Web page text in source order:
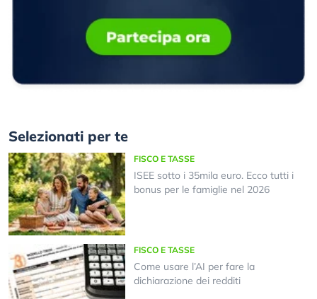
Selezionati per te
FISCO E TASSE
ISEE sotto i 35mila euro. Ecco tutti i
bonus per le famiglie nel 2026
FISCO E TASSE
Come usare l’AI per fare la
dichiarazione dei redditi